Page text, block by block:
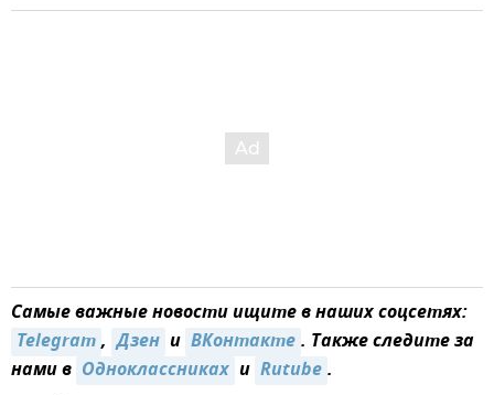
Самые важные новости ищите в наших соцсетях:
Telegram, Дзен и ВКонтакте. Также следите за
нами в Одноклассниках и Rutube.